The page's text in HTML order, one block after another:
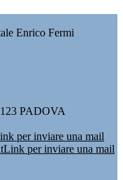
Enrico Fermi
PADOVA
per inviare una mail
Link per inviare una mail